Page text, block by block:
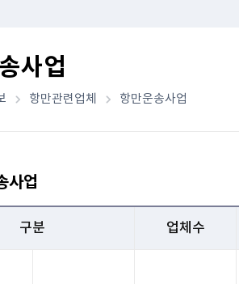
사업
항만관련업체 항만운송사업
사업
구분 업체수